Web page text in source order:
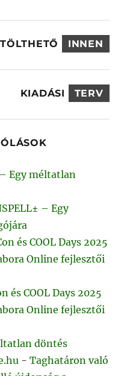
INNEN
KIADÁSI TERV
Egy méltatlan
– Egy
és COOL Days 2025
Online fejlesztői
és COOL Days 2025
Online fejlesztői
döntés
-Taghatáron való